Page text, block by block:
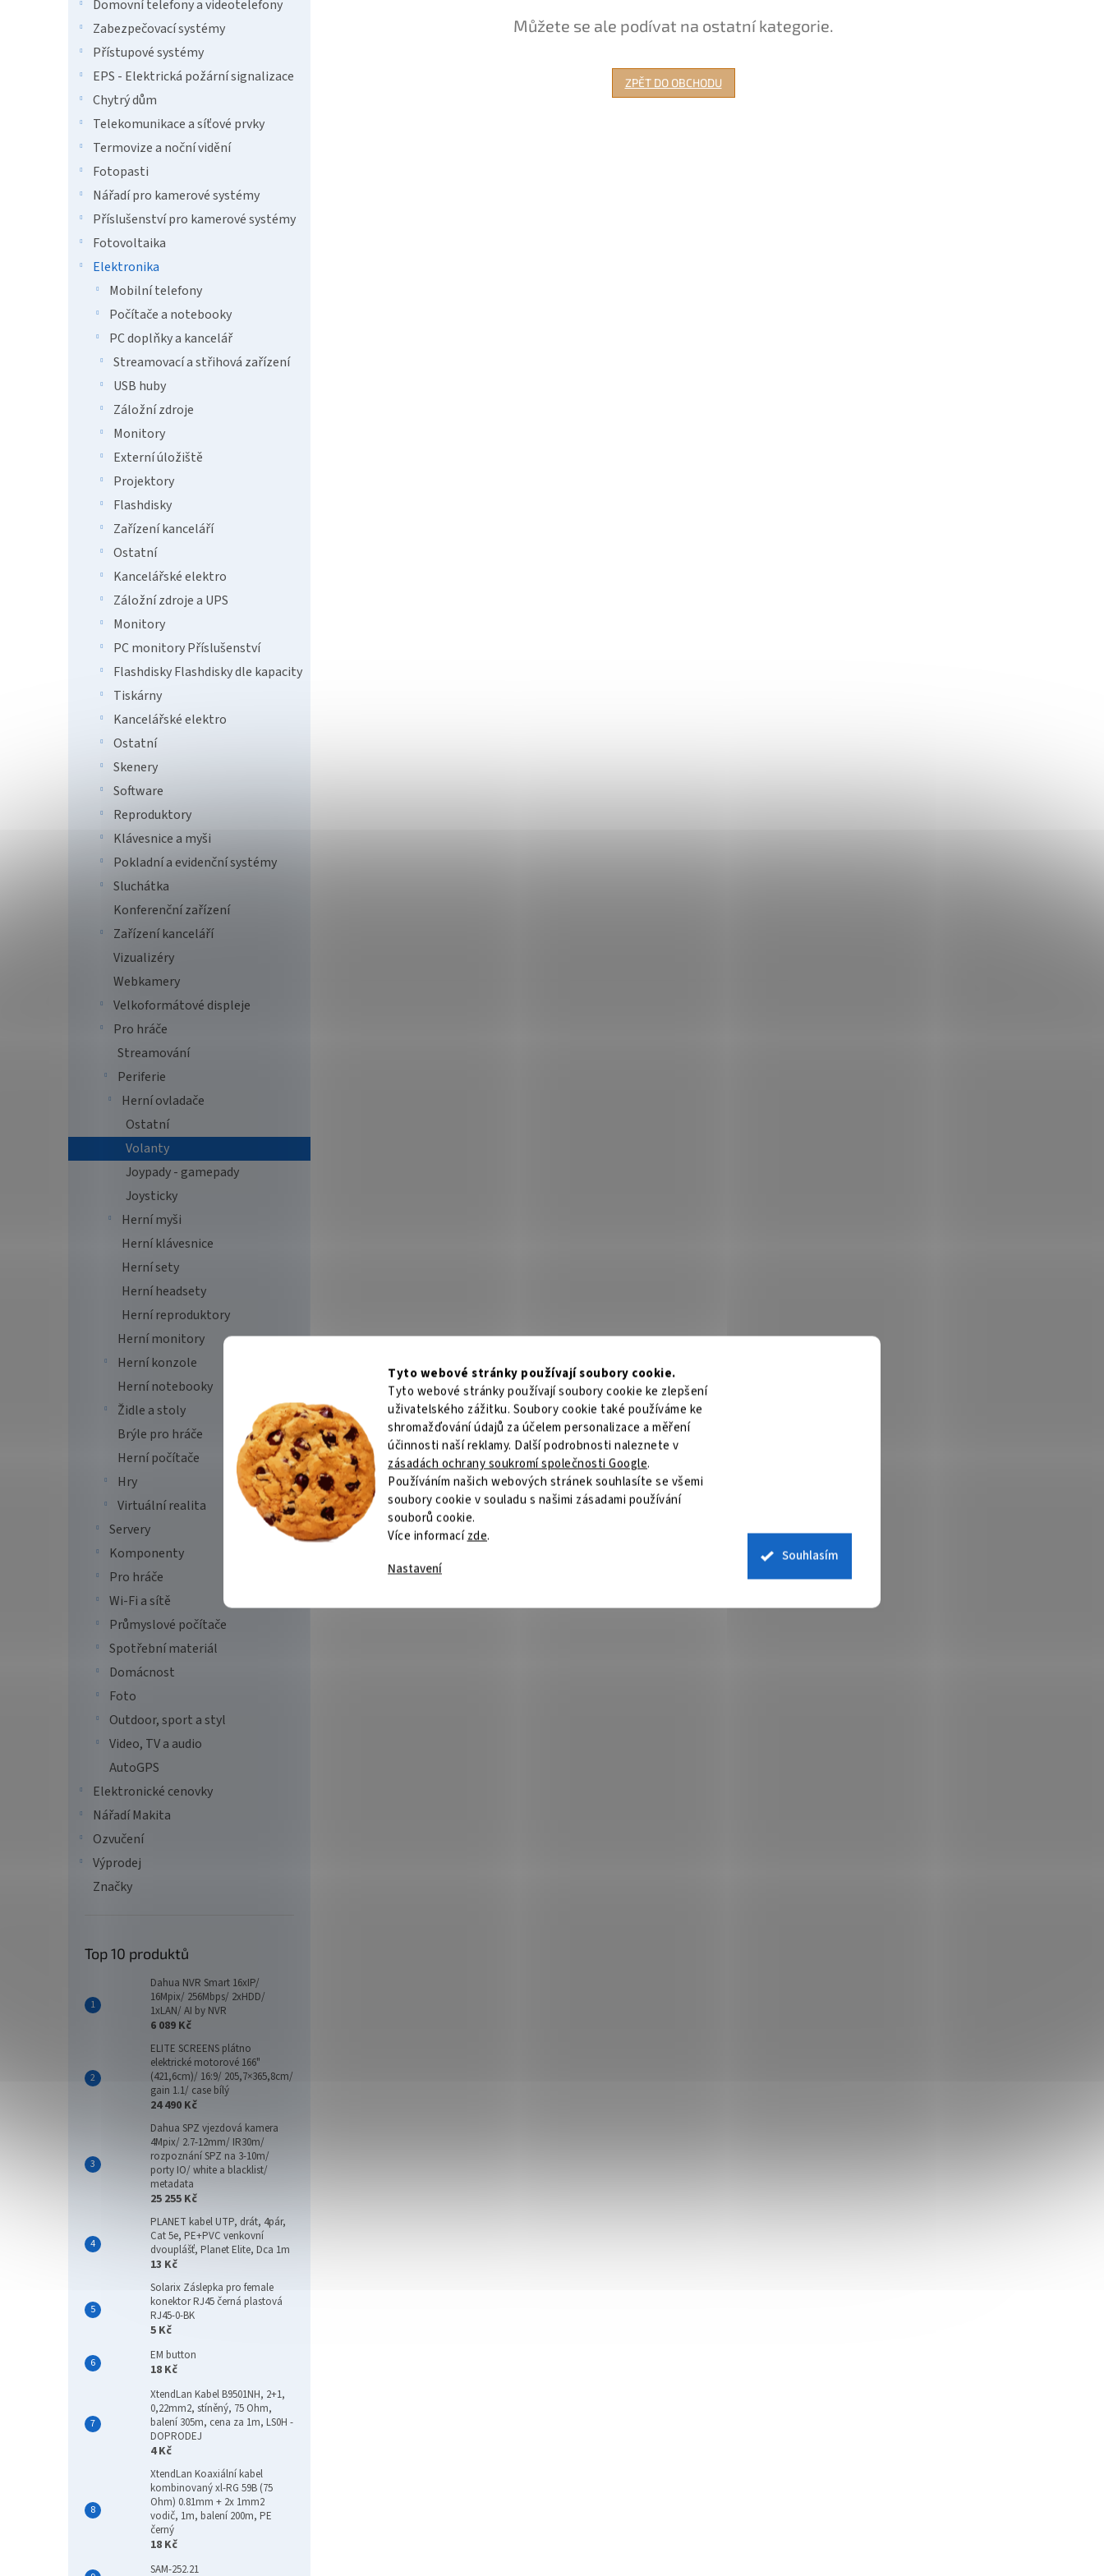
Tyto webové stránky používají soubory cookie.
Tyto webové stránky používají soubory cookie ke zlepšení
uživatelského zážitku. Soubory cookie také používáme ke
shromažďování údajů za účelem personalizace a měření
účinnosti naší reklamy. Další podrobnosti naleznete v
zásadách ochrany soukromí společnosti Google.
Používáním našich webových stránek souhlasíte se všemi
soubory cookie v souladu s našimi zásadami používání
souborů cookie.
Více informacízde.
Nastavení
Souhlasím
Domovní telefony a videotelefony
Zabezpečovací systémy
Přístupové systémy
EPS - Elektrická požární signalizace
Chytrý dům
Telekomunikace a síťové prvky
Termovize a noční vidění
Fotopasti
Nářadí pro kamerové systémy
Příslušenství pro kamerové systémy
Fotovoltaika
Elektronika
Mobilní telefony
Počítače a notebooky
PC doplňky a kancelář
Streamovací a střihová zařízení
USB huby
Záložní zdroje
Monitory
Externí úložiště
Projektory
Flashdisky
Zařízení kanceláří
Ostatní
Kancelářské elektro
Záložní zdroje a UPS
Monitory
PC monitory Příslušenství
Flashdisky Flashdisky dle kapacity
Tiskárny
Kancelářské elektro
Ostatní
Skenery
Software
Reproduktory
Klávesnice a myši
Pokladní a evidenční systémy
Sluchátka
Konferenční zařízení
Zařízení kanceláří
Vizualizéry
Webkamery
Velkoformátové displeje
Pro hráče
Streamování
Periferie
Herní ovladače
Ostatní
Volanty
Joypady - gamepady
Joysticky
Herní myši
Herní klávesnice
Herní sety
Herní headsety
Herní reproduktory
Herní monitory
Herní konzole
Herní notebooky
Židle a stoly
Brýle pro hráče
Herní počítače
Hry
Virtuální realita
Servery
Komponenty
Pro hráče
Wi-Fi a sítě
Průmyslové počítače
Spotřební materiál
Domácnost
Foto
Outdoor, sport a styl
Video, TV a audio
AutoGPS
Elektronické cenovky
Nářadí Makita
Ozvučení
Výprodej
Značky
Top 10 produktů
Dahua NVR Smart 16xIP/
16Mpix/ 256Mbps/ 2xHDD/
1xLAN/ AI by NVR
6 089 Kč
ELITE SCREENS plátno
elektrické motorové 166"
(421,6cm)/ 16:9/ 205,7×365,8cm/
gain 1.1/ case bílý
24 490 Kč
Dahua SPZ vjezdová kamera
4Mpix/ 2.7-12mm/ IR30m/
rozpoznání SPZ na 3-10m/
porty IO/ white a blacklist/
metadata
25 255 Kč
PLANET kabel UTP, drát, 4pár,
Cat 5e, PE+PVC venkovní
dvouplášť, Planet Elite, Dca 1m
13 Kč
Solarix Záslepka pro female
konektor RJ45 černá plastová
RJ45-0-BK
5 Kč
EM button
18 Kč
XtendLan Kabel B9501NH, 2+1,
0,22mm2, stíněný, 75 Ohm,
balení 305m, cena za 1m, LS0H -
DOPRODEJ
4 Kč
XtendLan Koaxiální kabel
kombinovaný xl-RG 59B (75
Ohm) 0.81mm + 2x 1mm2
vodič, 1m, balení 200m, PE
černý
18 Kč
SAM-252.21
Můžete se ale podívat na ostatní kategorie.
ZPĚT DO OBCHODU